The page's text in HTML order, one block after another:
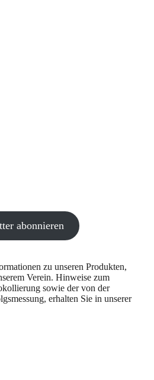
abonnieren
zu unseren Produkten,
Verein. Hinweise zum
sowie der von der
erhalten Sie in unserer